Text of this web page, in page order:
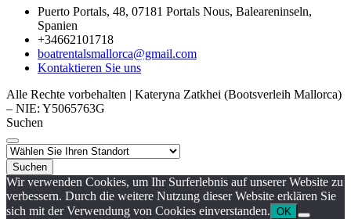
Puerto Portals, 48, 07181 Portals Nous, Baleareninseln,
Spanien
+34662101718
boatrentalsmallorca@gmail.com
Kontaktieren Sie uns
Alle Rechte vorbehalten | Kateryna Zatkhei (Bootsverleih Mallorca)
– NIE: Y5065763G
Suchen
Suchen
Wir verwenden Cookies, um Ihr Surferlebnis auf unserer Website zu
verbessern. Durch die weitere Nutzung dieser Website erklären Sie
sich mit der Verwendung von Cookies einverstanden. OK